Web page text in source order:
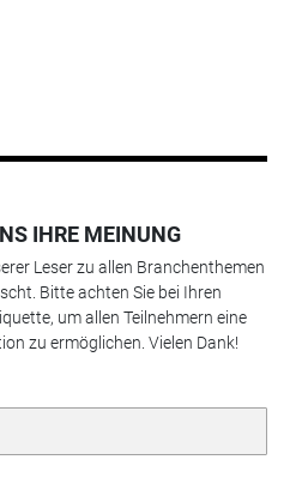
IHRE MEINUNG
Leser zu allen Branchenthemen
Bitte achten Sie bei Ihren
um allen Teilnehmern eine
zu ermöglichen. Vielen Dank!